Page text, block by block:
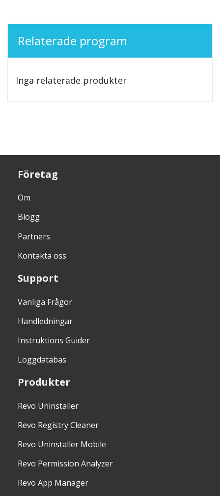
Relaterade program
Inga relaterade produkter
Företag
Om
Blogg
Partners
Kontakta oss
Support
Vanliga Frågor
Handledningar
Instruktions Guider
Loggdatabas
Produkter
Revo Uninstaller
Revo Registry Cleaner
Revo Uninstaller Mobile
Revo Permission Analyzer
Revo App Manager